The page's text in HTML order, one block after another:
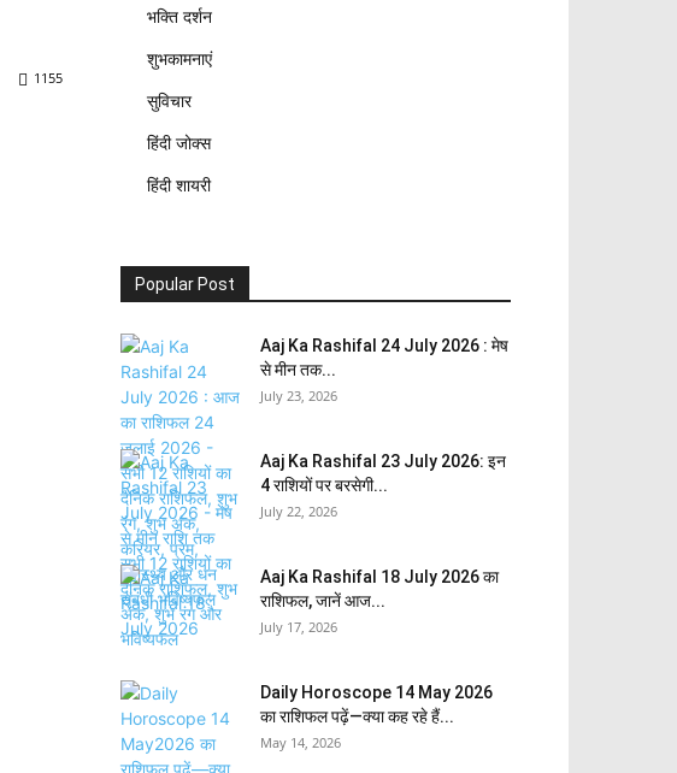
1155
भक्ति दर्शन
शुभकामनाएं
सुविचार
हिंदी जोक्स
हिंदी शायरी
Popular Post
Aaj Ka Rashifal 24 July 2026 : मेष
से मीन तक...
July 23, 2026
Aaj Ka Rashifal 23 July 2026: इन
4 राशियों पर बरसेगी...
July 22, 2026
Aaj Ka Rashifal 18 July 2026 का
राशिफल, जानें आज...
July 17, 2026
Daily Horoscope 14 May 2026
का राशिफल पढ़ें—क्या कह रहे हैं...
May 14, 2026